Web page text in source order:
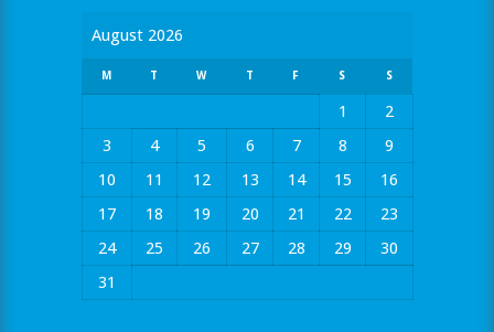
August 2026
M T W T F S S
1
2
3
4 5 6 7 8
9
10
11 12 13 14 15
16
17
18 19 20 21 22
23
24
25 26 27 28 29
30
31